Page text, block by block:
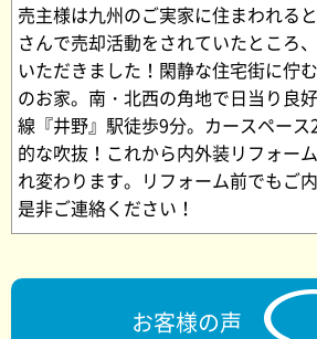
売主様は九州のご実家に住まわれる
さんで売却活動をされていたところ
いただきました！閑静な住宅街に佇
のお家。南・北西の角地で日当り良
線『井野』駅徒歩9分。カースペー
的な吹抜！これから内外装リフォー
れ変わります。リフォーム前でもご
是非ご連絡ください！
お客様の声